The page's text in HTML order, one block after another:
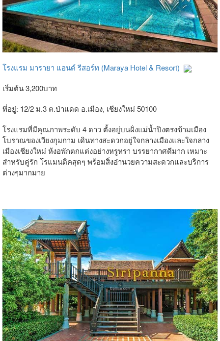
โรงแรม มารายา แอนด์ รีสอร์ท (Maraya Hotel & Resort)
เริ่มต้น 3,200บาท
ที่อยู่: 12/2 ม.3 ต.ป่าแดด อ.เมือง, เชียงใหม่ 50100
โรงแรมที่มีคุณภาพระดับ 4 ดาว ตั้งอยู่บนฝั่งแม่น้ำปิงตรงข้ามเมือง
โบราณของเวียงกุมกาม เดินทางสะดวกอยู่ใจกลางเมืองและใจกลาง
เมืองเชียงใหม่ ห้งอพักตกแต่งอย่างหรูหรา บรรยากาศดีมาก เหมาะ
สำหรับคู่รัก โรแมนติคสุดๆ พร้อมสิ่งอำนวยความสะดวกและบริการ
ต่างๆมากมาย